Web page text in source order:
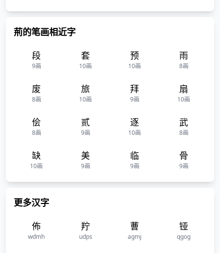
荊的笔画相近字
段
9画
套
10画
预
10画
雨
8画
废
8画
旅
10画
拜
9画
扇
10画
侩
8画
贰
9画
逐
10画
武
8画
缺
10画
美
9画
临
9画
骨
9画
更多汉字
佈
wdmh
羜
udps
蓸
agmj
铔
qgog